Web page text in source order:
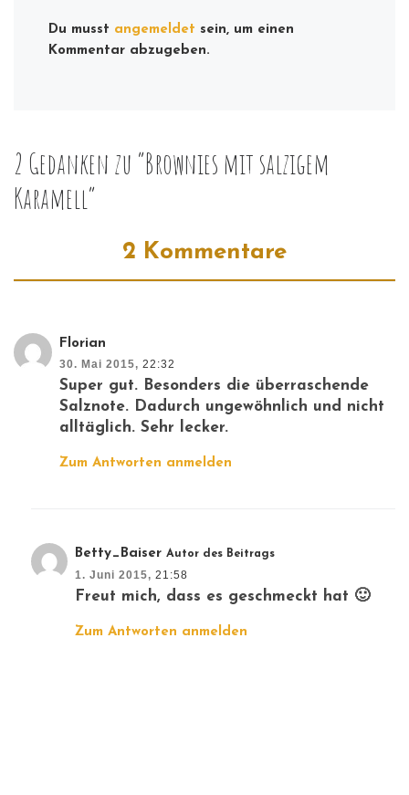
Du musst angemeldet sein, um einen
Kommentar abzugeben.
2 Gedanken zu “Brownies mit salzigem
Karamell”
2 Kommentare
Florian
30. Mai 2015, 22:32
Super gut. Besonders die überraschende
Salznote. Dadurch ungewöhnlich und nicht
alltäglich. Sehr lecker.
Zum Antworten anmelden
Betty_Baiser Autor des Beitrags
1. Juni 2015, 21:58
Freut mich, dass es geschmeckt hat 🙂
Zum Antworten anmelden